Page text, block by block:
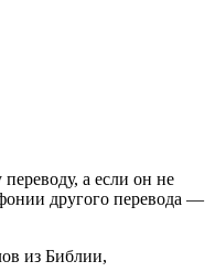
а если он не
другого перевода —
из Библии,